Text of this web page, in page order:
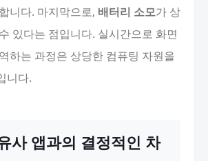
니다. 마지막으로, 배터리 소모가 상
있다는 점입니다. 실시간으로 화면
하는 과정은 상당한 컴퓨팅 자원을
니다.
사 앱과의 결정적인 차